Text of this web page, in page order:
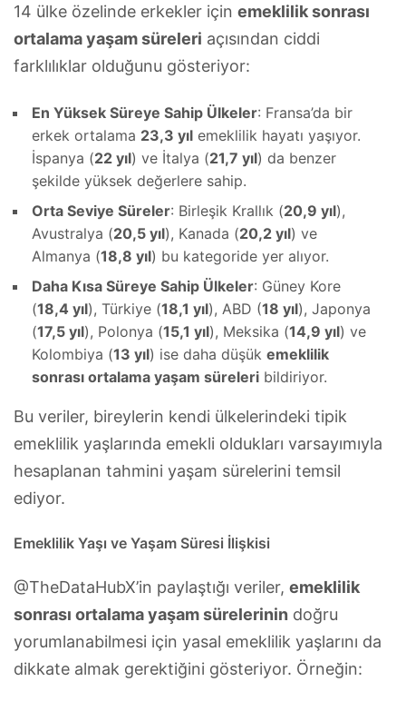
14 ülke özelinde erkekler için emeklilik sonrası
ortalama yaşam süreleri açısından ciddi
farklılıklar olduğunu gösteriyor:
En Yüksek Süreye Sahip Ülkeler: Fransa’da bir
erkek ortalama 23,3 yıl emeklilik hayatı yaşıyor.
İspanya (22 yıl) ve İtalya (21,7 yıl) da benzer
şekilde yüksek değerlere sahip.
Orta Seviye Süreler: Birleşik Krallık (20,9 yıl),
Avustralya (20,5 yıl), Kanada (20,2 yıl) ve
Almanya (18,8 yıl) bu kategoride yer alıyor.
Daha Kısa Süreye Sahip Ülkeler: Güney Kore
(18,4 yıl), Türkiye (18,1 yıl), ABD (18 yıl), Japonya
(17,5 yıl), Polonya (15,1 yıl), Meksika (14,9 yıl) ve
Kolombiya (13 yıl) ise daha düşük emeklilik
sonrası ortalama yaşam süreleri bildiriyor.
Bu veriler, bireylerin kendi ülkelerindeki tipik
emeklilik yaşlarında emekli oldukları varsayımıyla
hesaplanan tahmini yaşam sürelerini temsil
ediyor.
Emeklilik Yaşı ve Yaşam Süresi İlişkisi
@TheDataHubX’in paylaştığı veriler, emeklilik
sonrası ortalama yaşam sürelerinin doğru
yorumlanabilmesi için yasal emeklilik yaşlarını da
dikkate almak gerektiğini gösteriyor. Örneğin: